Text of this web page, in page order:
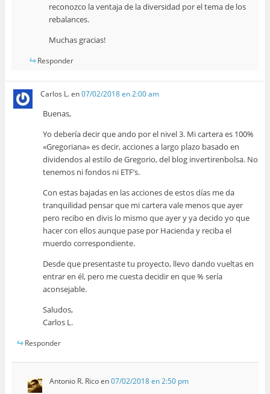
reconozco la ventaja de la diversidad por el tema de los
rebalances.
Muchas gracias!
Responder
Carlos L.en07/02/2018 en 2:00 am
Buenas,
Yo debería decir que ando por el nivel 3. Mi cartera es 100%
«Gregoriana» es decir, acciones a largo plazo basado en
dividendos al estilo de Gregorio, del blog invertirenbolsa. No
tenemos ni fondos ni ETF’s.
Con estas bajadas en las acciones de estos días me da
tranquilidad pensar que mi cartera vale menos que ayer
pero recibo en divis lo mismo que ayer y ya decido yo que
hacer con ellos aunque pase por Hacienda y reciba el
muerdo correspondiente.
Desde que presentaste tu proyecto, llevo dando vueltas en
entrar en él, pero me cuesta decidir en que % sería
aconsejable.
Saludos,
Carlos L.
Responder
Antonio R. Ricoen07/02/2018 en 2:50 pm